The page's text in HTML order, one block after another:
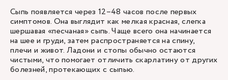
Сыпь появляется через 12–48 часов после первых
симптомов. Она выглядит как мелкая красная, слегка
шершавая «песчаная» сыпь. Чаще всего она начинается
на шее и груди, затем распространяется на спину,
плечи и живот. Ладони и стопы обычно остаются
чистыми, что помогает отличить скарлатину от других
болезней, протекающих с сыпью.